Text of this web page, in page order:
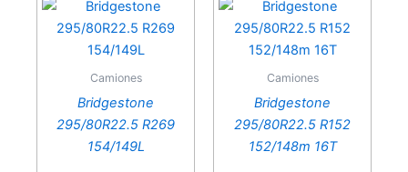
Product brands
Firestone(38)
Moura (1)
Camiones
Bridgestone
295/80R22.5 R269
154/149L
Camiones
Bridgestone
295/80R22.5 R152
152/148m 16T